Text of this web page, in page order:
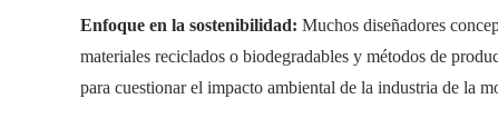
Enfoque en la sostenibilidad: Muchos diseñadores
materiales reciclados o biodegradables y métodos de
para cuestionar el impacto ambiental de la industria de la